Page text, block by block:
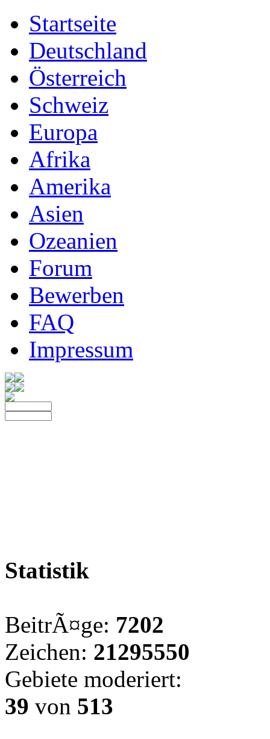
Startseite
Deutschland
Österreich
Schweiz
Europa
Afrika
Amerika
Asien
Ozeanien
Forum
Bewerben
FAQ
Impressum
Statistik
BeitrÃ¤ge: 7202
Zeichen: 21295550
Gebiete moderiert:
39 von 513